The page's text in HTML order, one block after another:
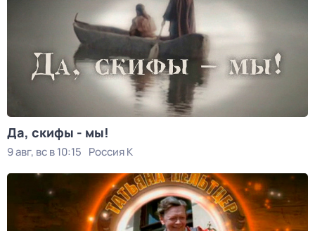
Да, скифы - мы!
9 авг, вс в 10:15 Россия К